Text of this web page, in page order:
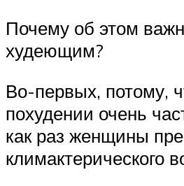
Почему об этом
худеющим?
Во-первых, потому,
похудении очень
как раз женщины
климактерического